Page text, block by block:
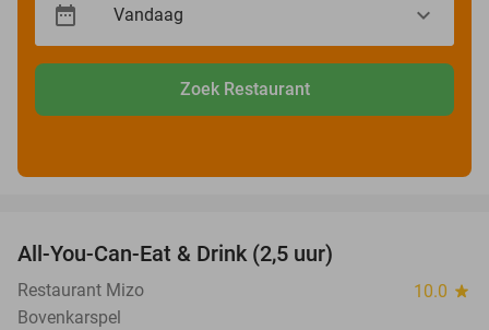
Zoek Restaurant
All-You-Can-Eat & Drink (2,5 uur)
Restaurant Mizo 10.0 star
Bovenkarspel